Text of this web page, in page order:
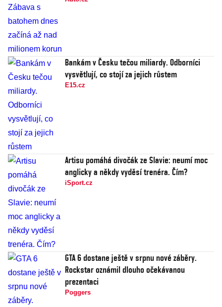
Bankám v Česku tečou miliardy. Odborníci
vysvětlují, co stojí za jejich růstem
E15.cz
Artisu pomáhá divočák ze Slavie: neumí moc
anglicky a někdy vyděsí trenéra. Čím?
iSport.cz
GTA 6 dostane ještě v srpnu nové záběry.
Rockstar oznámil dlouho očekávanou
prezentaci
Poggers